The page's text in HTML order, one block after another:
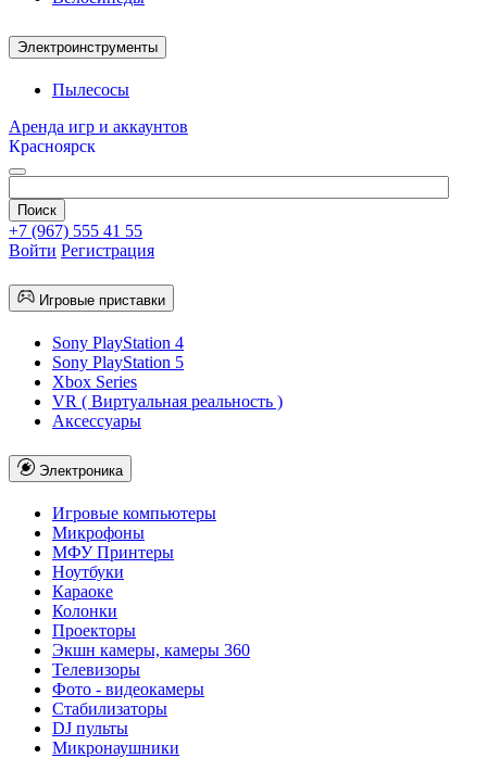
Электроинструменты
Пылесосы
Аренда игр и аккаунтов
Красноярск
+7 (967) 555 41 55
Войти Регистрация
Игровые приставки
Sony PlayStation 4
Sony PlayStation 5
Xbox Series
VR ( Виртуальная реальность )
Аксессуары
Электроника
Игровые компьютеры
Микрофоны
МФУ Принтеры
Ноутбуки
Караоке
Колонки
Проекторы
Экшн камеры, камеры 360
Телевизоры
Фото - видеокамеры
Стабилизаторы
DJ пульты
Микронаушники